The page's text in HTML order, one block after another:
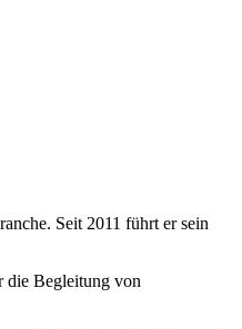
Seit 2011 führt er sein
die Begleitung von